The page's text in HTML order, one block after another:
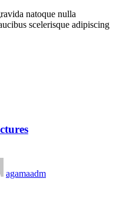
natoque nulla
scelerisque adipiscing
agamaadm